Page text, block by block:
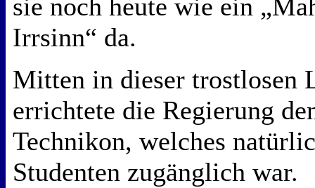
sie noch heute wie ein
Irrsinn“ da.
Mitten in dieser trostlosen
errichtete die Regierung
Technikon, welches
Studenten zugänglich war.